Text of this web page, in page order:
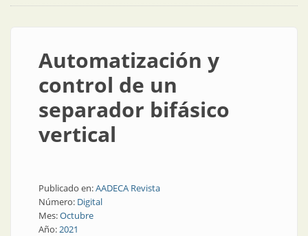
Automatización y
control de un
separador bifásico
vertical
Publicado en:AADECA Revista
Número: Digital
Mes:Octubre
Año:2021